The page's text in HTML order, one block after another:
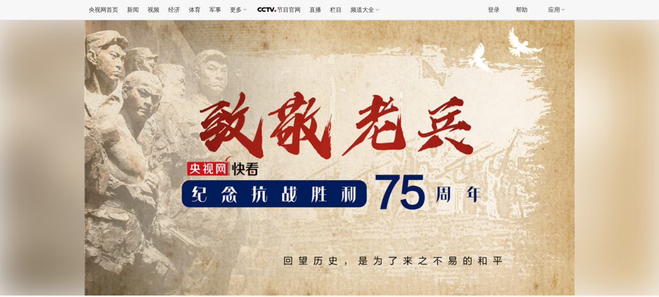
央视网首页 新闻 视频 经济 体育 军事 更多 节目官网 直播 栏目 频道大全 帮助 应用
登录